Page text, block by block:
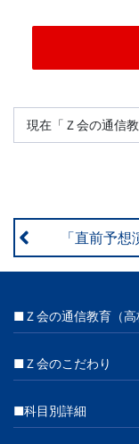
現在「Ｚ会の通信
「直前予
■Ｚ会の通信教育（高
■Ｚ会のこだわり
■科目別詳細